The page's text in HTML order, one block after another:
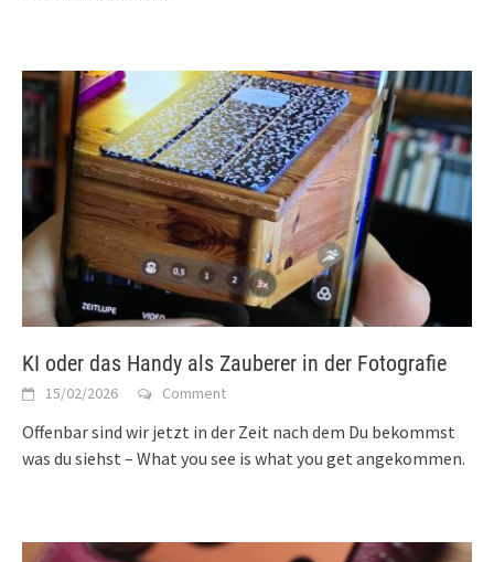
KI oder das Handy als Zauberer in der Fotografie
15/02/2026 Comment
Offenbar sind wir jetzt in der Zeit nach dem Du bekommst
was du siehst – What you see is what you get angekommen.